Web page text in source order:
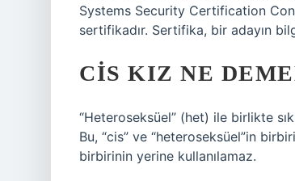
Systems Security Certification
sertifikadır. Sertifika, bir adayın
CIS KIZ NE
“Heteroseksüel” (het) ile birlikte
Bu, “cis” ve “heteroseksüel”in
birbirinin yerine kullanılamaz.